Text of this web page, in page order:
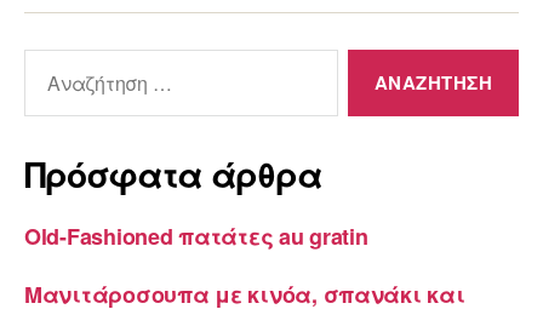
για:
Πρόσφατα άρθρα
Old-Fashioned πατάτες au gratin
Μανιτάροσουπα με κινόα, σπανάκι και